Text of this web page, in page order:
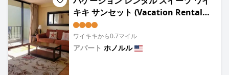
キキ サンセット (Vacation Rental
Suites at Waikiki Sunset)
ワイキキから0.7マイル
アパート ホノルル